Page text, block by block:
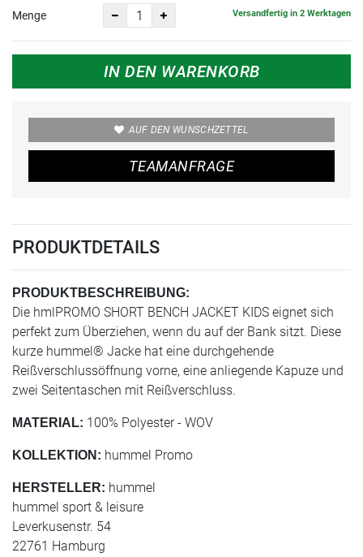
Menge Versandfertig in 2 Werktagen
IN DEN WARENKORB
AUF DEN WUNSCHZETTEL
TEAMANFRAGE
PRODUKTDETAILS
PRODUKTBESCHREIBUNG:
Die hmlPROMO SHORT BENCH JACKET KIDS eignet sich
perfekt zum Überziehen, wenn du auf der Bank sitzt. Diese
kurze hummel® Jacke hat eine durchgehende
Reißverschlussöffnung vorne, eine anliegende Kapuze und
zwei Seitentaschen mit Reißverschluss.
MATERIAL: 100% Polyester - WOV
KOLLEKTION: hummel Promo
HERSTELLER: hummel
hummel sport & leisure
Leverkusenstr. 54
22761 Hamburg